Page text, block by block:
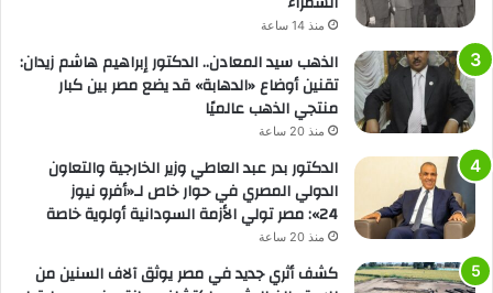
منذ 14 ساعة
الذهب سيد المعادن.. الدكتور إبراهيم هاشم زيدان:
تقنين أوضاع «الدهابة» قد يضع مصر بين كبار
منتجي الذهب عالميًا
منذ 20 ساعة
الدكتور بدر عبد العاطي وزير الخارجية والتعاون
الدولي المصري في حوار خاص لـ«أفرو نيوز
24»: مصر تولي الأزمة السودانية أولوية خاصة
منذ 20 ساعة
كشف أثري جديد في مصر يوثق آلاف السنين من